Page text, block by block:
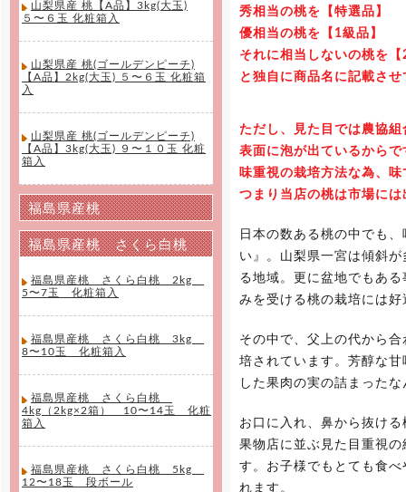
秀相当の桃を【特選品】
優相当の桃を【1級品】
それに相当しないの桃を
と独自に商品名に記載さ
ただし、見た目では農協
表面に泡が出ているからで
味重視の栽培方法な為、
つまり当店の桃は市場に
日本の数ある桃の中でも
い』。山梨県一宮は傾斜
る地域。更に盆地でもあ
みを受ける桃の栽培には好
その中で、父上の代から
培されています。芳醇な
した果肉の実の詰まった
お口に入れ、鼻から抜け
果物店に並ぶ見た目重視
す。お子様でもとても食
れます。
山梨県産 桃【A品】3kg(大玉)
５〜６玉 化粧箱入
山梨県産 桃(ゴールデンピーチ)
【A品】2kg(大玉) ５〜６玉 化粧箱
入
山梨県産 桃(ゴールデンピーチ)
【A品】3kg(大玉) ９〜１０玉 化粧
箱入
福島県産桃
福島県産桃 さくら白桃
福島県産桃 さくら白桃 2kg
5〜7玉 化粧箱入
福島県産桃 さくら白桃 3kg
8〜10玉 化粧箱入
福島県産桃 さくら白桃
4kg（2kg×2箱） 10〜14玉 化粧
箱入
福島県産桃 さくら白桃 5kg
12〜18玉 段ボール